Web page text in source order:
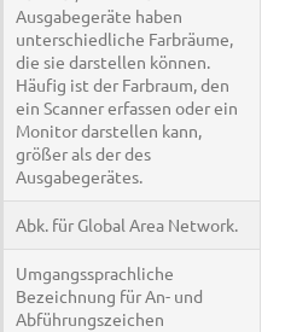
Ausgabegeräte haben
unterschiedliche Farbräume,
die sie darstellen können.
Häufig ist der Farbraum, den
ein Scanner erfassen oder ein
Monitor darstellen kann,
größer als der des
Ausgabegerätes.
Abk. für Global Area Network.
Umgangssprachliche
Bezeichnung für An- und
Abführungszeichen